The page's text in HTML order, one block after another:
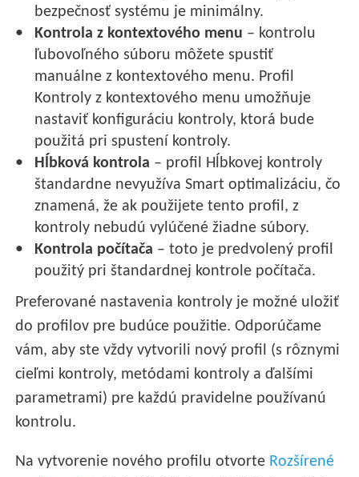
bezpečnosť systému je minimálny.
Kontrola z kontextového menu – kontrolu
ľubovoľného súboru môžete spustiť
manuálne z kontextového menu. Profil
Kontroly z kontextového menu umožňuje
nastaviť konfiguráciu kontroly, ktorá bude
použitá pri spustení kontroly.
Hĺbková kontrola – profil Hĺbkovej kontroly
štandardne nevyužíva Smart optimalizáciu, čo
znamená, že ak použijete tento profil, z
kontroly nebudú vylúčené žiadne súbory.
Kontrola počítača – toto je predvolený profil
použitý pri štandardnej kontrole počítača.
Preferované nastavenia kontroly je možné uložiť
do profilov pre budúce použitie. Odporúčame
vám, aby ste vždy vytvorili nový profil (s rôznymi
cieľmi kontroly, metódami kontroly a ďalšími
parametrami) pre každú pravidelne používanú
kontrolu.
Na vytvorenie nového profilu otvorte Rozšírené